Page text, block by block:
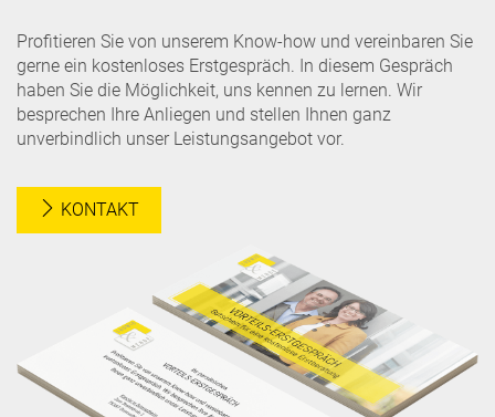
Profitieren Sie von unserem Know-how und vereinbaren Sie
gerne ein kostenloses Erstgespräch. In diesem Gespräch
haben Sie die Möglichkeit, uns kennen zu lernen. Wir
besprechen Ihre Anliegen und stellen Ihnen ganz
unverbindlich unser Leistungsangebot vor.
KONTAKT